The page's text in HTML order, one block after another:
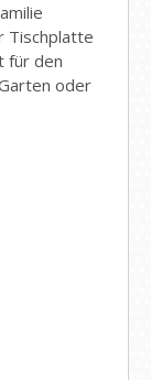
Tischplatte
für den
oder